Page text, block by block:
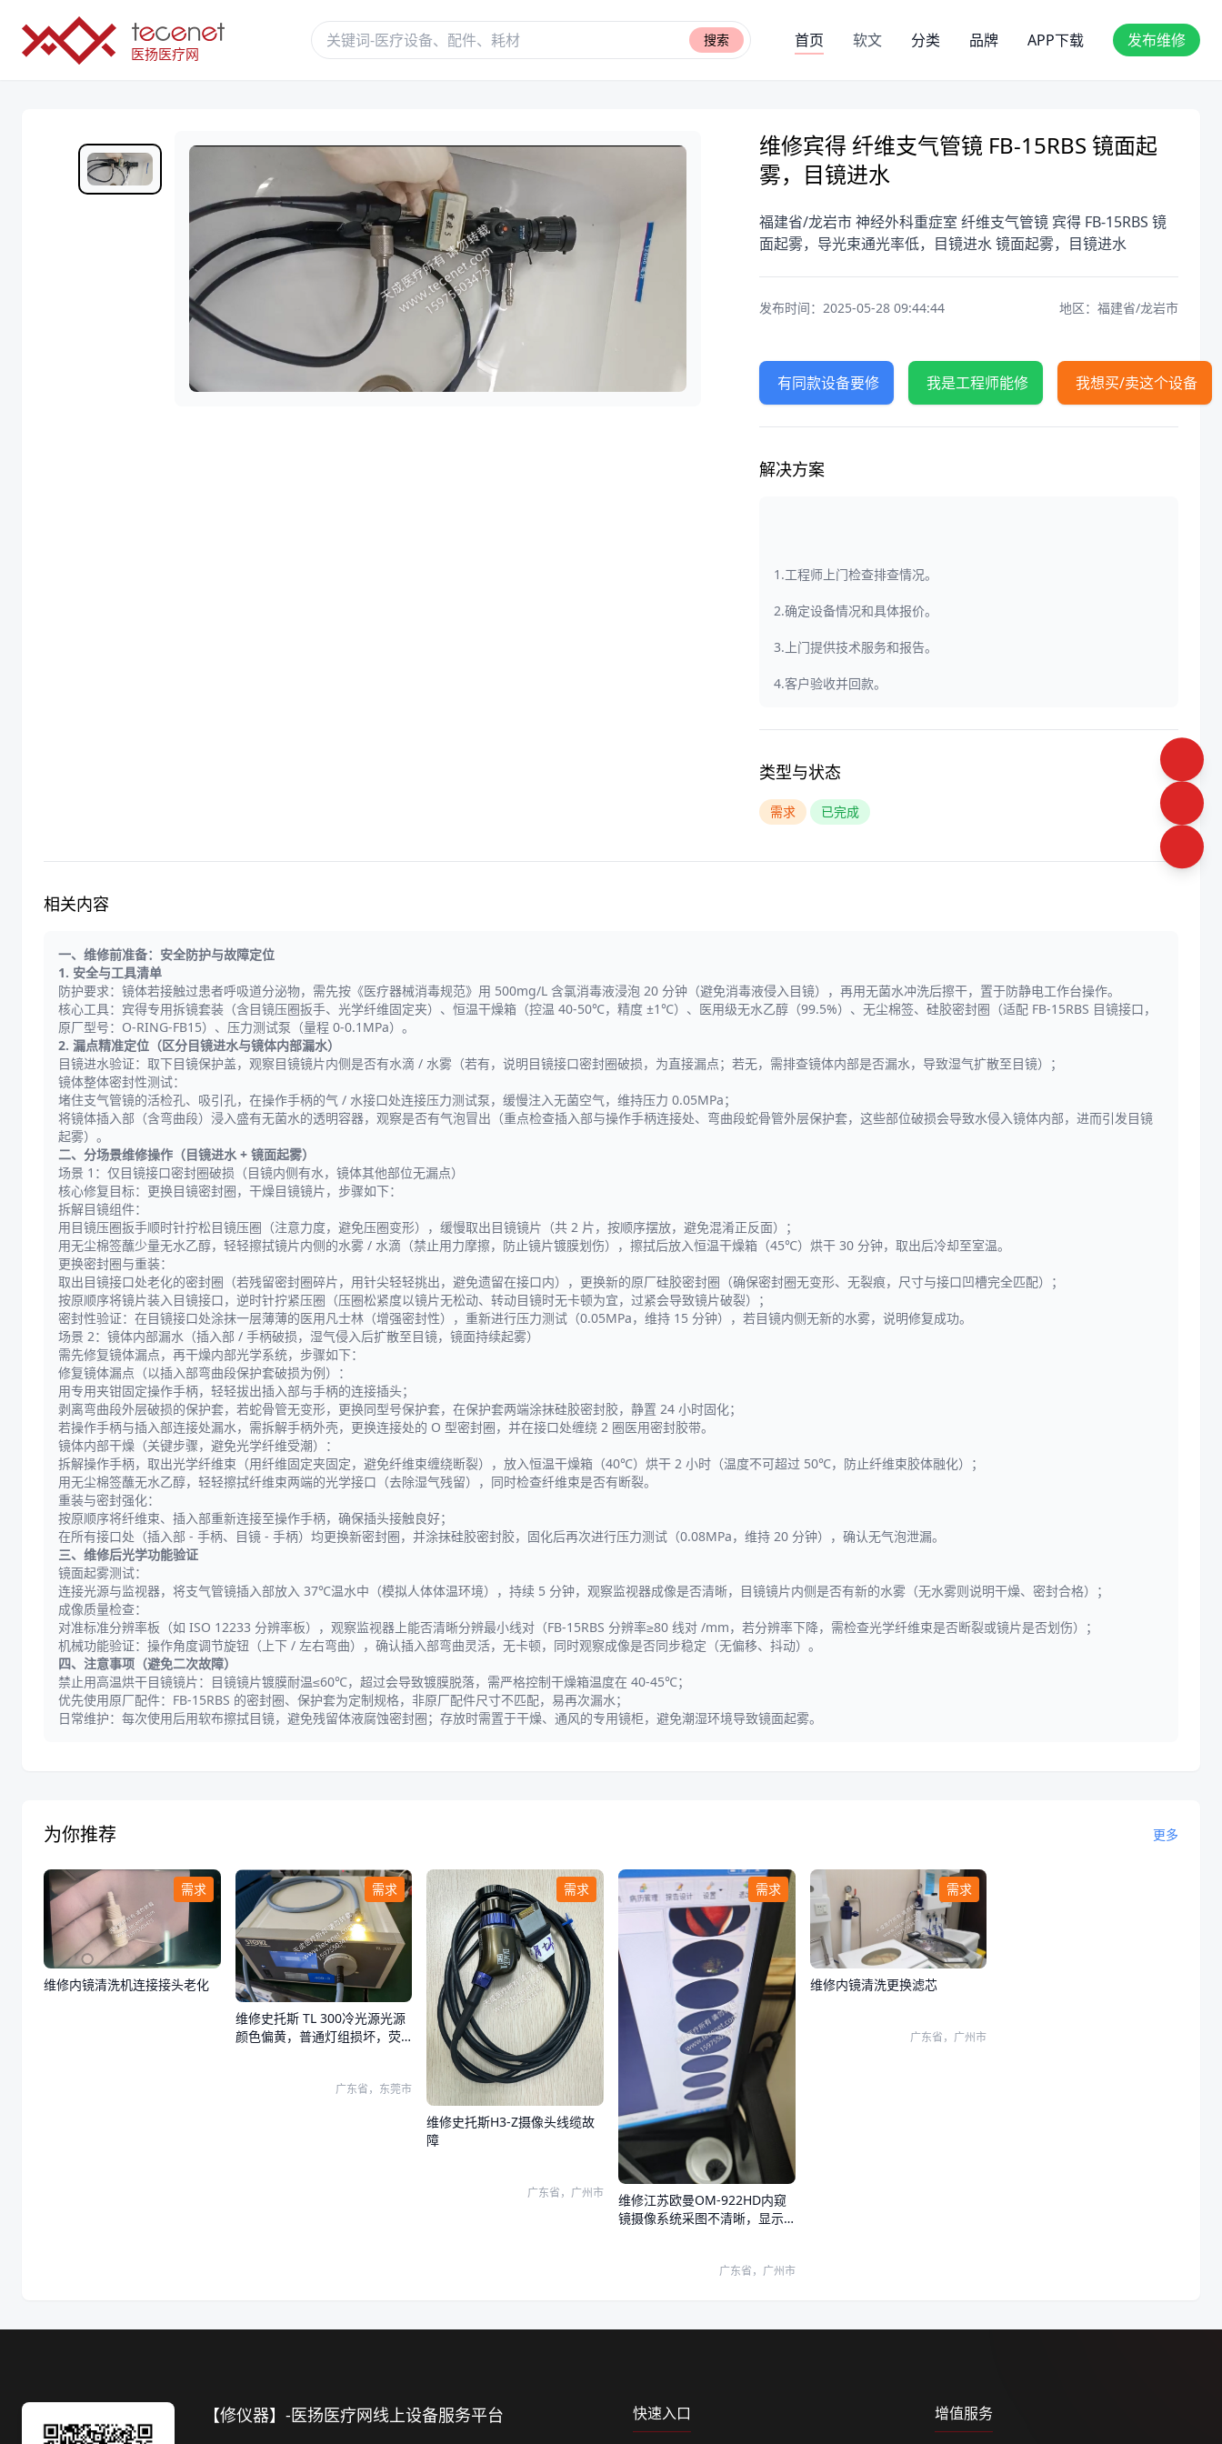
医扬医疗网
搜索 首页 软文 分类 品牌 APP下载 发布维修
维修宾得 纤维支气管镜 FB-15RBS 镜面起
雾，目镜进水
福建省/龙岩市 神经外科重症室 纤维支气管镜 宾得 FB-15RBS 镜
面起雾，导光束通光率低，目镜进水 镜面起雾，目镜进水
发布时间：2025-05-28 09:44:44 地区：福建省/龙岩市
有同款设备要修 我是工程师能修 我想买/卖这个设备
解决方案
1.工程师上门检查排查情况。
2.确定设备情况和具体报价。
3.上门提供技术服务和报告。
4.客户验收并回款。
类型与状态
需求 已完成
相关内容
一、维修前准备：安全防护与故障定位
1. 安全与工具清单
防护要求：镜体若接触过患者呼吸道分泌物，需先按《医疗器械消毒规范》用 500mg/L 含氯消毒液浸泡 20 分钟（避免消毒液侵入目镜），再用无菌水冲洗后擦干，置于防静电工作台操作。
核心工具：宾得专用拆镜套装（含目镜压圈扳手、光学纤维固定夹）、恒温干燥箱（控温 40-50℃，精度 ±1℃）、医用级无水乙醇（99.5%）、无尘棉签、硅胶密封圈（适配 FB-15RBS 目镜接口，
原厂型号：O-RING-FB15）、压力测试泵（量程 0-0.1MPa）。
2. 漏点精准定位（区分目镜进水与镜体内部漏水）
目镜进水验证：取下目镜保护盖，观察目镜镜片内侧是否有水滴 / 水雾（若有，说明目镜接口密封圈破损，为直接漏点；若无，需排查镜体内部是否漏水，导致湿气扩散至目镜）；
镜体整体密封性测试：
堵住支气管镜的活检孔、吸引孔，在操作手柄的气 / 水接口处连接压力测试泵，缓慢注入无菌空气，维持压力 0.05MPa；
将镜体插入部（含弯曲段）浸入盛有无菌水的透明容器，观察是否有气泡冒出（重点检查插入部与操作手柄连接处、弯曲段蛇骨管外层保护套，这些部位破损会导致水侵入镜体内部，进而引发目镜
起雾）。
二、分场景维修操作（目镜进水 + 镜面起雾）
场景 1：仅目镜接口密封圈破损（目镜内侧有水，镜体其他部位无漏点）
核心修复目标：更换目镜密封圈，干燥目镜镜片，步骤如下：
拆解目镜组件：
用目镜压圈扳手顺时针拧松目镜压圈（注意力度，避免压圈变形），缓慢取出目镜镜片（共 2 片，按顺序摆放，避免混淆正反面）；
用无尘棉签蘸少量无水乙醇，轻轻擦拭镜片内侧的水雾 / 水滴（禁止用力摩擦，防止镜片镀膜划伤），擦拭后放入恒温干燥箱（45℃）烘干 30 分钟，取出后冷却至室温。
更换密封圈与重装：
取出目镜接口处老化的密封圈（若残留密封圈碎片，用针尖轻轻挑出，避免遗留在接口内），更换新的原厂硅胶密封圈（确保密封圈无变形、无裂痕，尺寸与接口凹槽完全匹配）；
按原顺序将镜片装入目镜接口，逆时针拧紧压圈（压圈松紧度以镜片无松动、转动目镜时无卡顿为宜，过紧会导致镜片破裂）；
密封性验证：在目镜接口处涂抹一层薄薄的医用凡士林（增强密封性），重新进行压力测试（0.05MPa，维持 15 分钟），若目镜内侧无新的水雾，说明修复成功。
场景 2：镜体内部漏水（插入部 / 手柄破损，湿气侵入后扩散至目镜，镜面持续起雾）
需先修复镜体漏点，再干燥内部光学系统，步骤如下：
修复镜体漏点（以插入部弯曲段保护套破损为例）：
用专用夹钳固定操作手柄，轻轻拔出插入部与手柄的连接插头；
剥离弯曲段外层破损的保护套，若蛇骨管无变形，更换同型号保护套，在保护套两端涂抹硅胶密封胶，静置 24 小时固化；
若操作手柄与插入部连接处漏水，需拆解手柄外壳，更换连接处的 O 型密封圈，并在接口处缠绕 2 圈医用密封胶带。
镜体内部干燥（关键步骤，避免光学纤维受潮）：
拆解操作手柄，取出光学纤维束（用纤维固定夹固定，避免纤维束缠绕断裂），放入恒温干燥箱（40℃）烘干 2 小时（温度不可超过 50℃，防止纤维束胶体融化）；
用无尘棉签蘸无水乙醇，轻轻擦拭纤维束两端的光学接口（去除湿气残留），同时检查纤维束是否有断裂。
重装与密封强化：
按原顺序将纤维束、插入部重新连接至操作手柄，确保插头接触良好；
在所有接口处（插入部 - 手柄、目镜 - 手柄）均更换新密封圈，并涂抹硅胶密封胶，固化后再次进行压力测试（0.08MPa，维持 20 分钟），确认无气泡泄漏。
三、维修后光学功能验证
镜面起雾测试：
连接光源与监视器，将支气管镜插入部放入 37℃温水中（模拟人体体温环境），持续 5 分钟，观察监视器成像是否清晰，目镜镜片内侧是否有新的水雾（无水雾则说明干燥、密封合格）；
成像质量检查：
对准标准分辨率板（如 ISO 12233 分辨率板），观察监视器上能否清晰分辨最小线对（FB-15RBS 分辨率≥80 线对 /mm，若分辨率下降，需检查光学纤维束是否断裂或镜片是否划伤）；
机械功能验证：操作角度调节旋钮（上下 / 左右弯曲），确认插入部弯曲灵活，无卡顿，同时观察成像是否同步稳定（无偏移、抖动）。
四、注意事项（避免二次故障）
禁止用高温烘干目镜镜片：目镜镜片镀膜耐温≤60℃，超过会导致镀膜脱落，需严格控制干燥箱温度在 40-45℃；
优先使用原厂配件：FB-15RBS 的密封圈、保护套为定制规格，非原厂配件尺寸不匹配，易再次漏水；
日常维护：每次使用后用软布擦拭目镜，避免残留体液腐蚀密封圈；存放时需置于干燥、通风的专用镜柜，避免潮湿环境导致镜面起雾。
为你推荐 更多
需求
维修内镜清洗机连接接头老化
需求
维修史托斯 TL 300冷光源光源
颜色偏黄，普通灯组损坏，荧
广东省，东莞市
需求
维修史托斯H3-Z摄像头线缆故
障
广东省，广州市
需求
维修江苏欧曼OM-922HD内窥
镜摄像系统采图不清晰，显示
广东省，广州市
需求
维修内镜清洗更换滤芯
广东省，广州市
【修仪器】-医扬医疗网线上设备服务平台 快速入口 增值服务